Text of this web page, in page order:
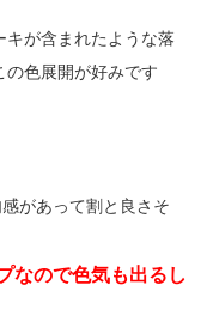
キが含まれたような落
の色展開が好みです
があって割と良さそ
なので色気も出るし